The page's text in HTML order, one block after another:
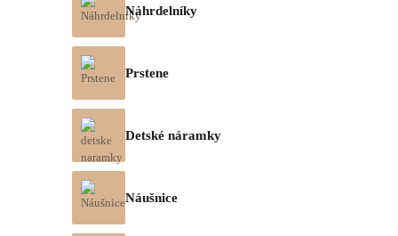
Náhrdelníky
Prstene
Detské náramky
Náušnice